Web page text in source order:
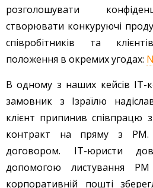
розголошувати
створювати конкуруючі
співробітників та
положення в окремих угодах:
В одному з наших кейсів IT-
замовник з Ізраїлю
клієнт припинив співпрацю
контракт на пряму з PM.
договором. IT-юристи
допомогою листування
корпоративній пошті